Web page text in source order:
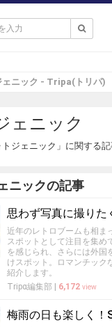
ェニック - Tripa(トリパ)
ェニック
ジェニック」に関する記
ニックの記事
思わず写真に撮りた
近年のレトロブームも相ま
スポットとして注目を集め
を感じられ、さらには外国
けスポット。ロマンチック
紹介します。
Tripα編集部
6,172 view
梅雨の日も楽しく！